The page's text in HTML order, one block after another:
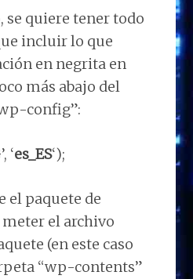
se quiere tener todo
incluir lo que
en negrita en
más abajo del
config”:
‘es_ES‘);
el paquete de
el archivo
(en este caso
“wp-contents”